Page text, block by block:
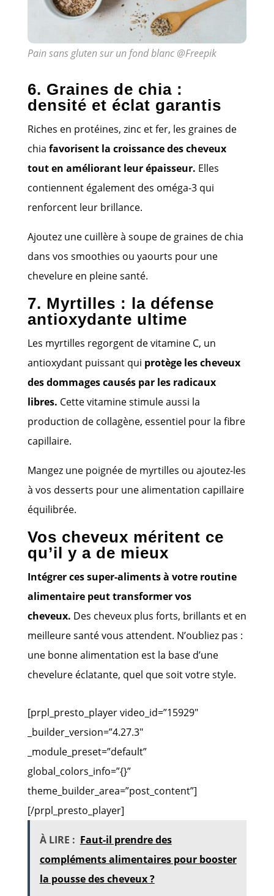
Pain sans gluten sur un fond blanc @Freepik
6. Graines de chia :
densité et éclat garantis
Riches en protéines, zinc et fer, les graines de
chia favorisent la croissance des cheveux
tout en améliorant leur épaisseur. Elles
contiennent également des oméga-3 qui
renforcent leur brillance.
Ajoutez une cuillère à soupe de graines de chia
dans vos smoothies ou yaourts pour une
chevelure en pleine santé.
7. Myrtilles : la défense
antioxydante ultime
Les myrtilles regorgent de vitamine C, un
antioxydant puissant qui protège les cheveux
des dommages causés par les radicaux
libres. Cette vitamine stimule aussi la
production de collagène, essentiel pour la fibre
capillaire.
Mangez une poignée de myrtilles ou ajoutez-les
à vos desserts pour une alimentation capillaire
équilibrée.
Vos cheveux méritent ce
qu’il y a de mieux
Intégrer ces super-aliments à votre routine
alimentaire peut transformer vos
cheveux. Des cheveux plus forts, brillants et en
meilleure santé vous attendent. N’oubliez pas :
une bonne alimentation est la base d’une
chevelure éclatante, quel que soit votre style.
[prpl_presto_player video_id=”15929″
_builder_version=”4.27.3″
_module_preset=”default”
global_colors_info=”{}”
theme_builder_area=”post_content”]
[/prpl_presto_player]
À LIRE : Faut-il prendre des
compléments alimentaires pour booster
la pousse des cheveux ?